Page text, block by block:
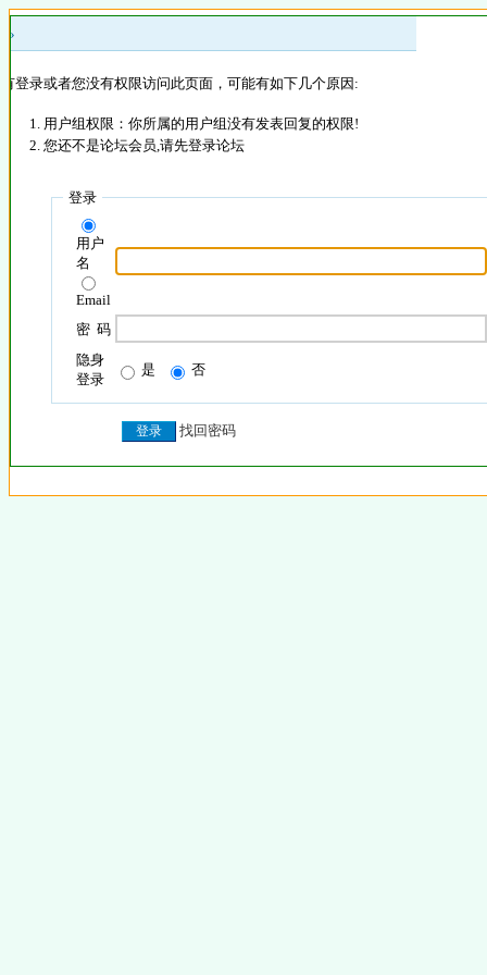
»
登录或者您没有权限访问此页面，可能有如下几个原因:
用户组权限：你所属的用户组没有发表回复的权限!
您还不是论坛会员,请先登录论坛
登录
用户
名
Email
密 码
隐身
登录
是 否
找回密码